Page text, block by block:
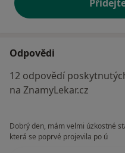
Odpovědi
12 odpovědí
na ZnamyLekar.cz
Dobrý den, mám velmi úzkostné
která se poprvé projevila po ú